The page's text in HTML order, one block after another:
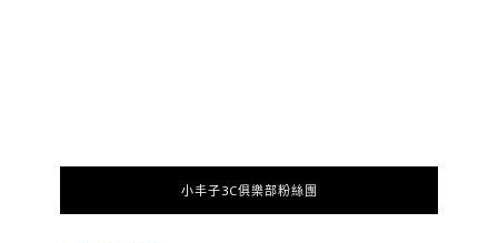
小丰子3C俱樂部粉絲團